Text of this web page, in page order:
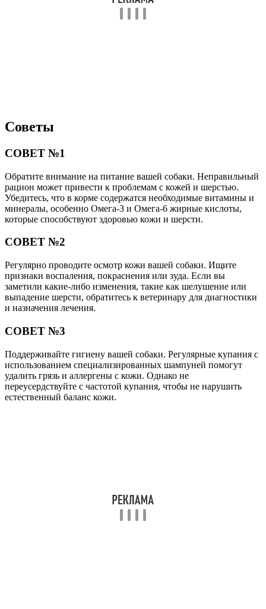
Советы
СОВЕТ №1
Обратите внимание на питание вашей собаки. Неправильный
рацион может привести к проблемам с кожей и шерстью.
Убедитесь, что в корме содержатся необходимые витамины и
минералы, особенно Омега-3 и Омега-6 жирные кислоты,
которые способствуют здоровью кожи и шерсти.
СОВЕТ №2
Регулярно проводите осмотр кожи вашей собаки. Ищите
признаки воспаления, покраснения или зуда. Если вы
заметили какие-либо изменения, такие как шелушение или
выпадение шерсти, обратитесь к ветеринару для диагностики
и назначения лечения.
СОВЕТ №3
Поддерживайте гигиену вашей собаки. Регулярные купания с
использованием специализированных шампуней помогут
удалить грязь и аллергены с кожи. Однако не
переусердствуйте с частотой купания, чтобы не нарушить
естественный баланс кожи.